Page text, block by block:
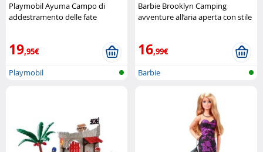
Playmobil Ayuma Campo di
addestramento delle fate
19,95€
Playmobil
Barbie Brooklyn Camping
avventure all’aria aperta con stile
16,99€
Barbie